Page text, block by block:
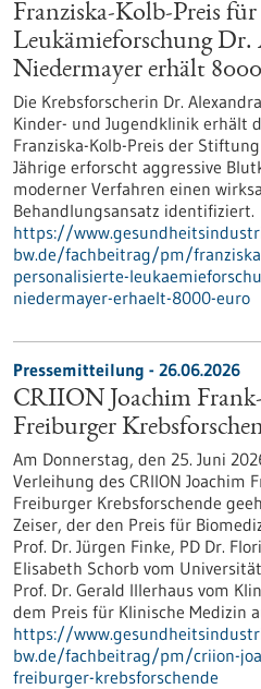
Franziska-Kolb-Preis
Leukämieforschung Dr.
Niedermayer erhält
Die Krebsforscherin Dr.
Kinder- und Jugendklinik erhält
Franziska-Kolb-Preis der
Jährige erforscht aggressive
moderner Verfahren einen
Behandlungsansatz identifiziert.
https://
bw.de/fachbeitrag/pm/
personalisierte-
niedermayer-erhaelt-8000-euro
Pressemitteilung - 26.06.2026
CRIION Joachim
Freiburger
Am Donnerstag, den 25. Juni
Verleihung des CRIION Joachim
Freiburger Krebsforschende
Zeiser, der den Preis für
Prof. Dr. Jürgen Finke, PD Dr.
Elisabeth Schorb vom
Prof. Dr. Gerald Illerhaus vom
dem Preis für Klinische Medizin
https://
bw.de/fachbeitrag/pm/criion-
freiburger-krebsforschende